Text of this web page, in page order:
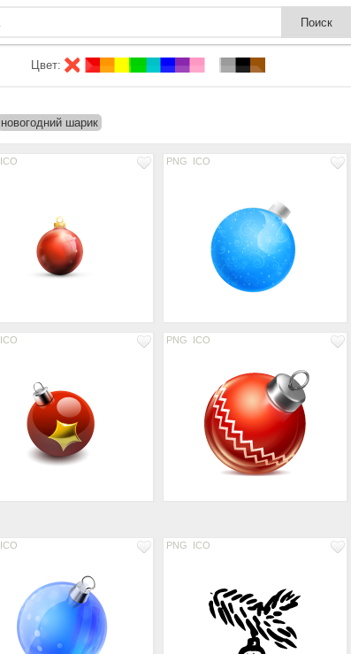
Цвет:
новогодний шарик
ICO PNG ICO
ICO PNG ICO
ICO PNG ICO